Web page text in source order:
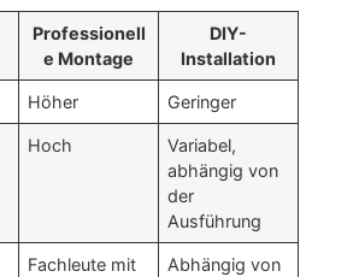
Professionell
e Montage
DIY-
Installation
Höher Geringer
Hoch
Variabel,
abhängig von
der
Ausführung
Fachleute mit Abhängig von